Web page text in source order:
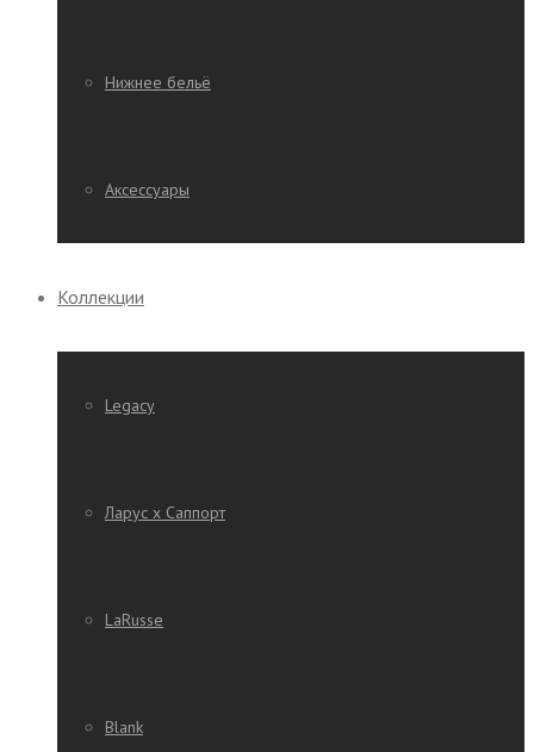
Нижнее бельё
Аксессуары
Коллекции
Legacy
Ларус х Саппорт
LaRusse
Blank